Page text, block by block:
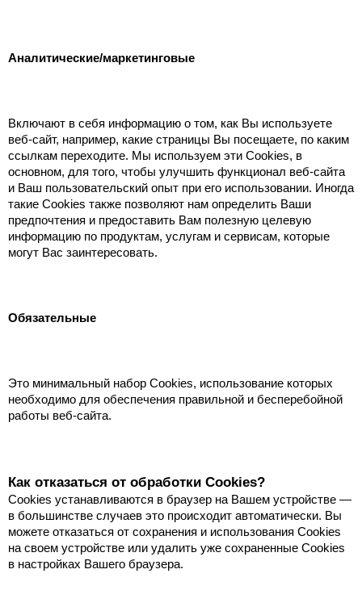
Аналитические/маркетинговые
Включают в себя информацию о том, как Вы используете
веб-сайт, например, какие страницы Вы посещаете, по каким
ссылкам переходите. Мы используем эти Cookies, в
основном, для того, чтобы улучшить функционал веб-сайта
и Ваш пользовательский опыт при его использовании. Иногда
такие Cookies также позволяют нам определить Ваши
предпочтения и предоставить Вам полезную целевую
информацию по продуктам, услугам и сервисам, которые
могут Вас заинтересовать.
Обязательные
Это минимальный набор Cookies, использование которых
необходимо для обеспечения правильной и бесперебойной
работы веб-сайта.
Как отказаться от обработки Сookies?
Cookies устанавливаются в браузер на Вашем устройстве —
в большинстве случаев это происходит автоматически. Вы
можете отказаться от сохранения и использования Cookies
на своем устройстве или удалить уже сохраненные Cookies
в настройках Вашего браузера.